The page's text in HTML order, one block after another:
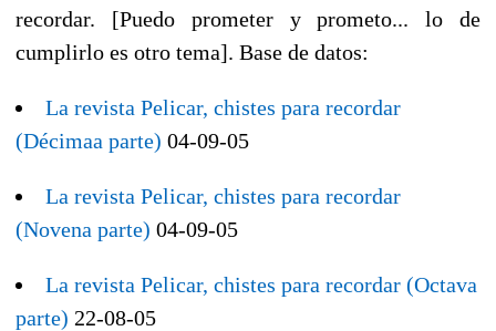
recordar. [Puedo prometer y prometo... lo de
cumplirlo es otro tema]. Base de datos:
La revista Pelicar, chistes para recordar
(Décimaa parte) 04-09-05
La revista Pelicar, chistes para recordar
(Novena parte) 04-09-05
La revista Pelicar, chistes para recordar (Octava
parte) 22-08-05